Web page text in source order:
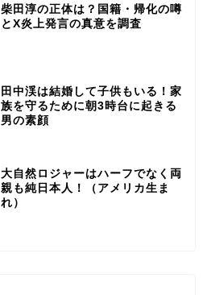
柴田淳の正体は？国籍・帰化の噂
とX炎上発言の真意を調査
田中渓は結婚して子供もいる！家
族を守るために朝3時台に起きる
男の素顔
大自然ロジャーはハーフでなく両
親も純日本人！（アメリカ生ま
れ）